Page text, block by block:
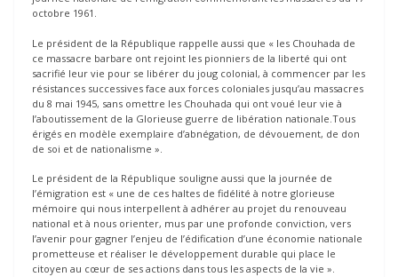
octobre 1961.
Le président de la République rappelle aussi que « les Chouhada de
ce massacre barbare ont rejoint les pionniers de la liberté qui ont
sacrifié leur vie pour se libérer du joug colonial, à commencer par les
résistances successives face aux forces coloniales jusqu’au massacres
du 8 mai 1945, sans omettre les Chouhada qui ont voué leur vie à
l’aboutissement de la Glorieuse guerre de libération nationale.Tous
érigés en modèle exemplaire d’abnégation, de dévouement, de don
de soi et de nationalisme ».
Le président de la République souligne aussi que la journée de
l’émigration est « une de ces haltes de fidélité à notre glorieuse
mémoire qui nous interpellent à adhérer au projet du renouveau
national et à nous orienter, mus par une profonde conviction, vers
l’avenir pour gagner l’enjeu de l’édification d’une économie nationale
prometteuse et réaliser le développement durable qui place le
citoyen au cœur de ses actions dans tous les aspects de la vie ».